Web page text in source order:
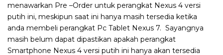
menawarkan Pre –Order untuk perangkat Nexus 4 versi
putih ini, meskipun saat ini hanya masih tersedia ketika
anda membeli perangkat Pc Tablet Nexus 7. Sayangnya
masih belum dapat dipastikan apakah perangkat
Smartphone Nexus 4 versi putih ini hanya akan tersedia